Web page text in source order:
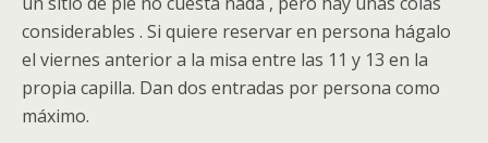
considerables . Si quiere reservar en persona hágalo
el viernes anterior a la misa entre las 11 y 13 en la
propia capilla. Dan dos entradas por persona como
máximo.